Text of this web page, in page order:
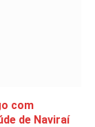
com
de Naviraí